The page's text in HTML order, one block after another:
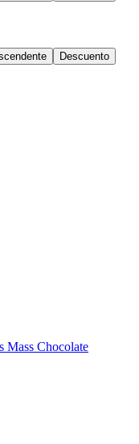
Descuento
Mass Chocolate